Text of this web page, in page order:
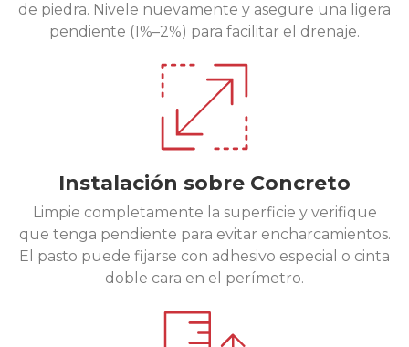
de piedra. Nivele nuevamente y asegure una ligera
pendiente (1%–2%) para facilitar el drenaje.
Instalación sobre Concreto
Limpie completamente la superficie y verifique
que tenga pendiente para evitar encharcamientos.
El pasto puede fijarse con adhesivo especial o cinta
doble cara en el perímetro.